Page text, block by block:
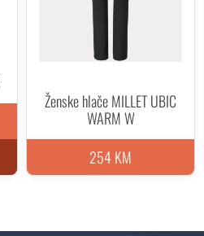
Ženske hlače MILLET UBIC
WARM W
254 KM